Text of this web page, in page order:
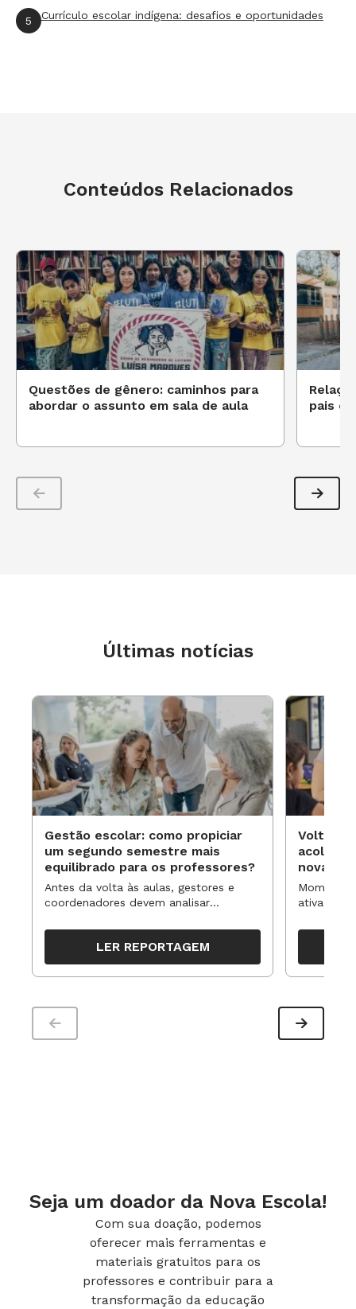
5 Currículo escolar indígena: desafios e oportunidades
Conteúdos Relacionados
Questões de gênero: caminhos para
abordar o assunto em sala de aula
pais e
Últimas notícias
Gestão escolar: como propiciar
um segundo semestre mais
equilibrado para os professores?
Antes da volta às aulas, gestores e
coordenadores devem analisar
organizar ações para orientar o
trabalho pedagógico ao longo do
período
LER REPORTAGEM
Volta às
novas
ativa
propostas
Seja um doador da Nova Escola!
Com sua doação, podemos
oferecer mais ferramentas e
materiais gratuitos para os
professores e contribuir para a
transformação da educação